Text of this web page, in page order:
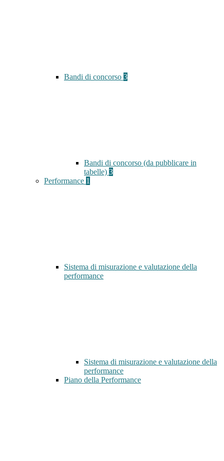
Bandi di concorso 3
Bandi di concorso (da pubblicare in
tabelle) 3
Performance 1
Sistema di misurazione e valutazione della
performance
Sistema di misurazione e valutazione della
performance
Piano della Performance